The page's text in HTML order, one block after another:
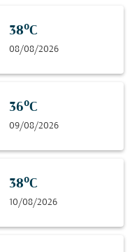
38°C
08/08/2026
36°C
09/08/2026
38°C
10/08/2026